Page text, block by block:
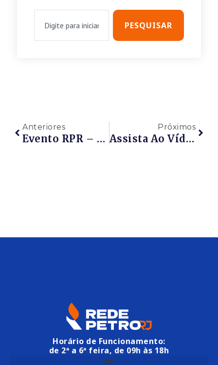
PESQUISAR
Anteriores
Evento RPR – Webinar – Café Com A Rede – INOVAÇÃO E EMPREENDEDORISMO SOCIAL – 09/04/2020 – De 09h Às 09h40 – PARTICIPE!!!
Próximos
Assista Ao Vídeo: Webinar RPR – Café Com A Rede – INOVAÇÃO E EMPREENDEDORISMO SOCIAL – 09/04/2020
Horário de Funcionamento:
de 2ª a 6ª feira, de 09h às 18h